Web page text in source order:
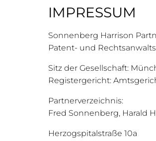
IMPRESSUM
Sonnenberg Harrison
Patent- und
Sitz der Gesellschaft:
Registergericht:
Partnerverzeichnis:
Fred Sonnenberg, Harald
Herzogspitalstraße 10a